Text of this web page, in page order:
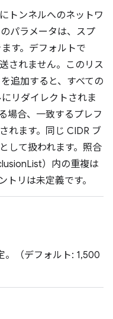
トンネルへのネットワ
パラメータは、スプ
す。デフォルトで
されません。このリス
追加すると、すべての
リダイレクトされま
場合、一致するプレフ
れます。同じ CIDR ブ
して扱われます。照合
）内の重複は
リは未定義です。
。（デフォルト: 1,500